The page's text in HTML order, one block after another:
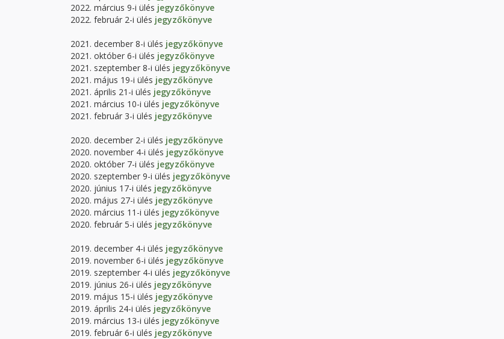
2022. március 9-i ülés jegyzőkönyve
2022. február 2-i ülés jegyzőkönyve
2021. december 8-i ülés jegyzőkönyve
2021. október 6-i ülés jegyzőkönyve
2021. szeptember 8-i ülés jegyzőkönyve
2021. május 19-i ülés jegyzőkönyve
2021. április 21-i ülés jegyzőkönyve
2021. március 10-i ülés jegyzőkönyve
2021. február 3-i ülés jegyzőkönyve
2020. december 2-i ülés jegyzőkönyve
2020. november 4-i ülés jegyzőkönyve
2020. október 7-i ülés jegyzőkönyve
2020. szeptember 9-i ülés jegyzőkönyve
2020. június 17-i ülés jegyzőkönyve
2020. május 27-i ülés jegyzőkönyve
2020. március 11-i ülés jegyzőkönyve
2020. február 5-i ülés jegyzőkönyve
2019. december 4-i ülés jegyzőkönyve
2019. november 6-i ülés jegyzőkönyve
2019. szeptember 4-i ülés jegyzőkönyve
2019. június 26-i ülés jegyzőkönyve
2019. május 15-i ülés jegyzőkönyve
2019. április 24-i ülés jegyzőkönyve
2019. március 13-i ülés jegyzőkönyve
2019. február 6-i ülés jegyzőkönyve